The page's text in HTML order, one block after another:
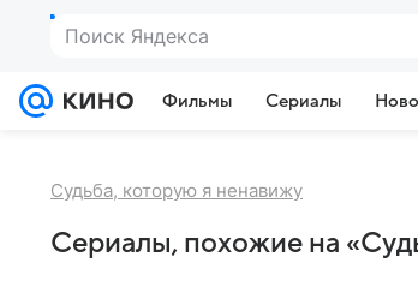
Поиск Яндекса
Фильмы Сериалы
Судьба, которую я ненавижу
Сериалы, похожие на